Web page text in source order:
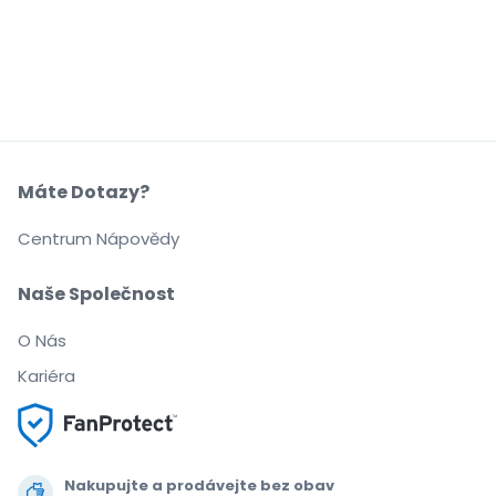
Nakupujte a prodávejte bez obav
Naše Společnost
O Nás
Kariéra
Máte Dotazy?
Centrum Nápovědy